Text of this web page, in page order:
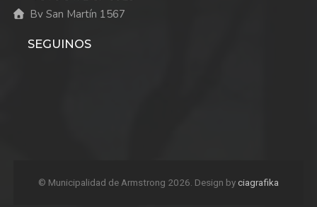
Bv San Martín 1567
SEGUINOS
© Municipalidad de Armstrong 2026. Design byciagrafika